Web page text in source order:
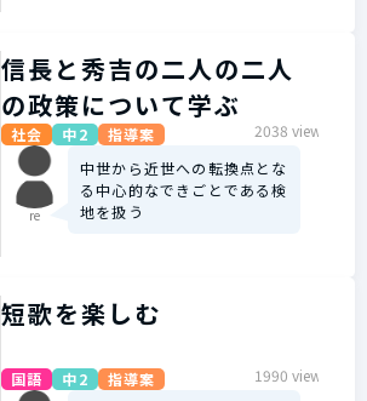
信長と秀吉の二人の二人
の政策について学ぶ
社会 中2 指導案 2038 view
re
中世から近世への転換点とな
る中心的なできごとである検
地を扱う
短歌を楽しむ
国語 中2 指導案 1990 view